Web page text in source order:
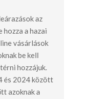
az
hozza a hazai
vásárlások
be kell
hozzájuk.
és 2024 között
azoknak a